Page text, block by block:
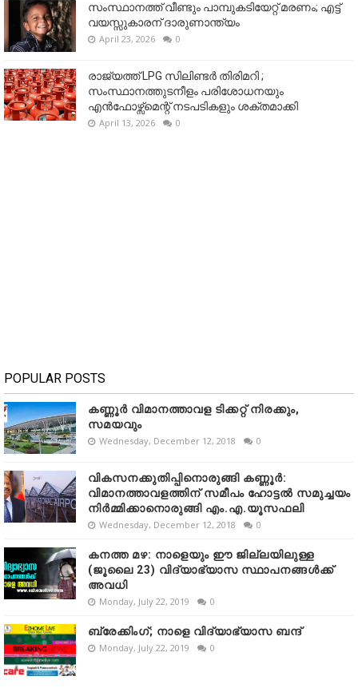
സംസ്ഥാനത്ത് വീണ്ടും പാമ്പുകടിയേറ്റ് മരണം; എട്ട്
വയസ്സുകാരന് ദാരുണാന്ത്യം
April 23, 2026 0
രാജ്യത്ത് LPG സിലിണ്ടർ തിരിമറി ;
സംസ്ഥാനത്തുടനീളം പരിശോധനയും
എൻഫോഴ്സ്മെന്റ് നടപടികളും ശക്തമാക്കി
April 13, 2026 0
POPULAR POSTS
കണ്ണൂർ വിമാനത്താവള ടിക്കറ്റ് നിരക്കും,
സമയവും
Wednesday, December 12, 2018 0
വികസനക്കുതിപ്പിനൊരുങ്ങി കണ്ണൂർ:
വിമാനത്താവളത്തിന് സമീപം ഹോട്ടൽ സമുച്ചയം
നിർമ്മിക്കാനൊരുങ്ങി എം.എ.യൂസഫലി
Wednesday, December 12, 2018 0
കനത്ത മഴ: നാളെയും ഈ ജില്ലയിലുള്ള
(ജൂലൈ 23) വിദ്യാഭ്യാസ സ്ഥാപനങ്ങൾക്ക്
അവധി
Monday, July 22, 2019 0
ബ്രേക്കിംഗ്; നാളെ വിദ്യാഭ്യാസ ബന്ദ്
Monday, July 22, 2019 0